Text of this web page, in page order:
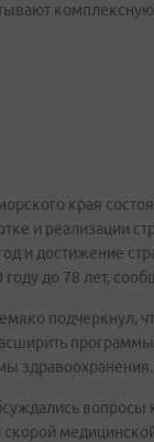
края
и реализации
и достижение
году до 78 лет,
подчеркнул,
здравоохранения.
вопросы
скорой